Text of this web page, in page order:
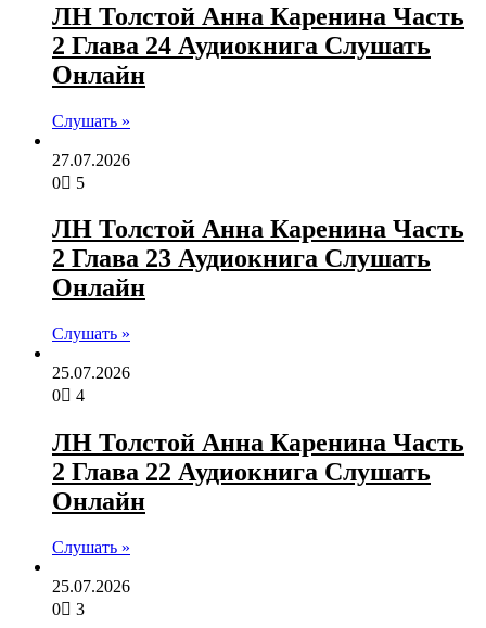
ЛН Толстой Анна Каренина Часть
2 Глава 24 Аудиокнига Слушать
Онлайн
Слушать »
27.07.2026
0
5
ЛН Толстой Анна Каренина Часть
2 Глава 23 Аудиокнига Слушать
Онлайн
Слушать »
25.07.2026
0
4
ЛН Толстой Анна Каренина Часть
2 Глава 22 Аудиокнига Слушать
Онлайн
Слушать »
25.07.2026
0
3